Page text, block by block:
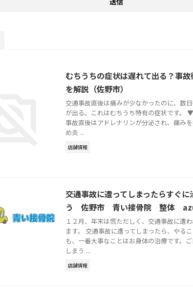
むちうちの症状は遅れて出る？事
を解説（佐野市）
交通事故直後は痛みが少なかったのに、数
が出る。これはむちうち特有の症状です。
事故直後はアドレナリンが分泌され、痛み
め炎 ...
店舗情報
交通事故に遭ってしまったらすぐに
う 佐野市 青い接骨院 整体
１２月、年末は慌ただしく、交通事故に遭
ます。 交通事故に遭ってしまったら、やる
も、一番大事なことはお身体の治療です。
しまう ...
店舗情報